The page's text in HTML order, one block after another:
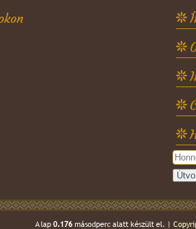
A lap 0.176másodperc alatt készült el. |